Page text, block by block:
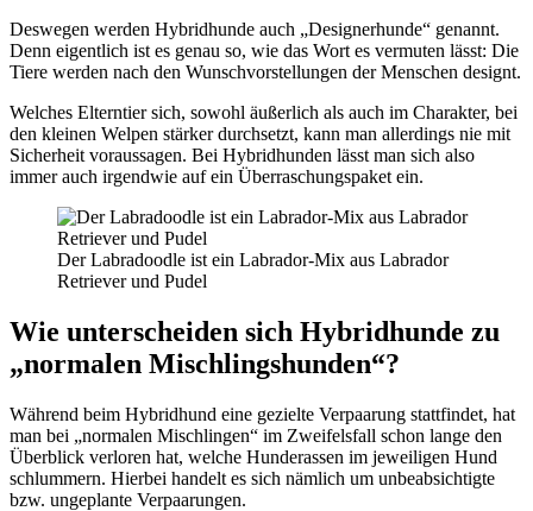
Des­we­gen wer­den Hybrid­hun­de auch „Desi­gner­hun­de“ genannt.
Denn eigent­lich ist es genau so, wie das Wort es ver­mu­ten lässt: Die
Tie­re wer­den nach den Wunsch­vor­stel­lun­gen der Men­schen designt.
Wel­ches Eltern­tier sich, sowohl äußer­lich als auch im Cha­rak­ter, bei
den klei­nen Wel­pen stär­ker durch­setzt, kann man aller­dings nie mit
Sicher­heit vor­aus­sa­gen. Bei Hybrid­hun­den lässt man sich also
immer auch irgend­wie auf ein Über­ra­schungs­pa­ket ein.
Der Labra­dood­le ist ein Labra­dor-Mix aus Labra­dor
Retrie­ver und Pudel
Wie unter­schei­den sich Hybrid­hun­de zu
„nor­ma­len Misch­lings­hun­den“?
Wäh­rend beim Hybrid­hund eine geziel­te Ver­paa­rung statt­fin­det, hat
man bei „nor­ma­len Misch­lin­gen“ im Zwei­fels­fall schon lan­ge den
Über­blick ver­lo­ren hat, wel­che Hun­de­ras­sen im jewei­li­gen Hund
schlum­mern. Hier­bei han­delt es sich näm­lich um unbe­ab­sich­tig­te
bzw. unge­plan­te Ver­paa­run­gen.